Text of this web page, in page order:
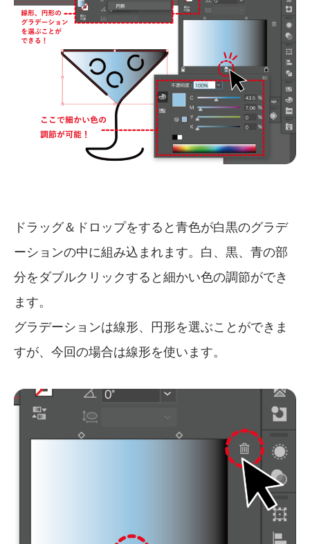
ドラッグ＆ドロップをすると青色が白黒のグラデ
ーションの中に組み込まれます。白、黒、青の部
分をダブルクリックすると細かい色の調節ができ
ます。
グラデーションは線形、円形を選ぶことができま
すが、今回の場合は線形を使います。